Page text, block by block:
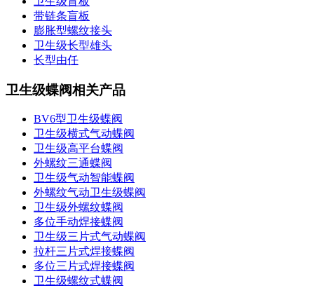
带链条盲板
膨胀型螺纹接头
卫生级长型雄头
长型由任
卫生级蝶阀相关产品
BV6型卫生级蝶阀
卫生级横式气动蝶阀
卫生级高平台蝶阀
外螺纹三通蝶阀
卫生级气动智能蝶阀
外螺纹气动卫生级蝶阀
卫生级外螺纹蝶阀
多位手动焊接蝶阀
卫生级三片式气动蝶阀
拉杆三片式焊接蝶阀
多位三片式焊接蝶阀
卫生级螺纹式蝶阀